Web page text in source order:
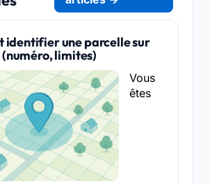
identifier une parcelle sur
limites)
Vous
êtes